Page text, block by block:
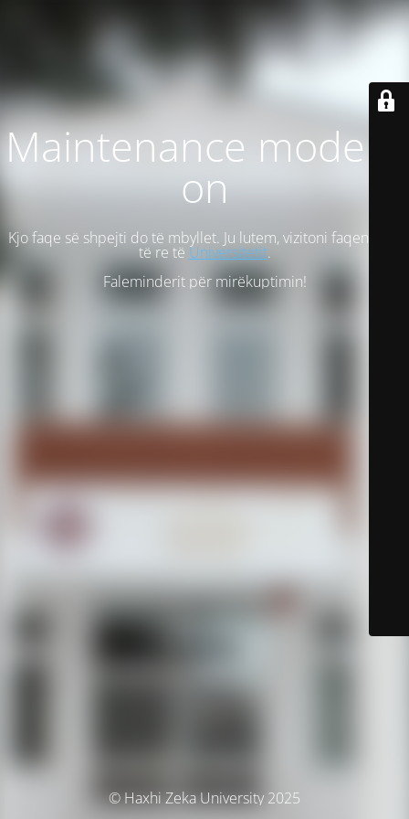
Maintenance mode is
on
Kjo faqe së shpejti do të mbyllet. Ju lutem, vizitoni faqen tonë
të re të Universitetit.
Faleminderit për mirëkuptimin!
© Haxhi Zeka University 2025